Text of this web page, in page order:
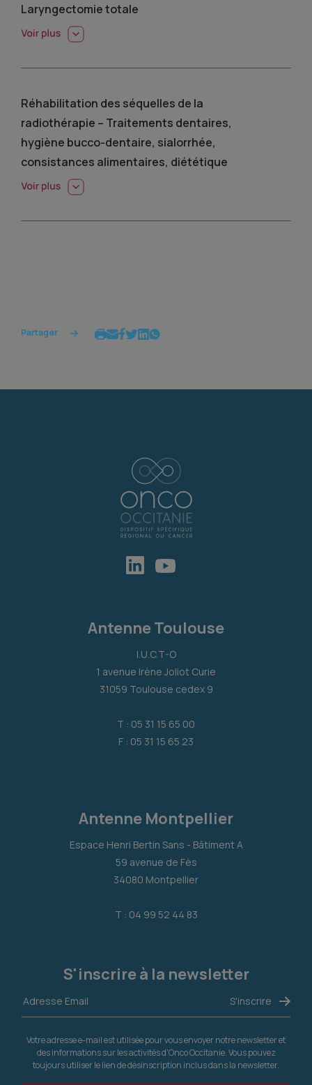
Laryngectomie totale
Réhabilitation des séquelles de la
radiothérapie – Traitements dentaires,
hygiène bucco-dentaire, sialorrhée,
consistances alimentaires, diététique
Partager
Antenne Toulouse
I.U.C.T-O
1 avenue Irène Joliot Curie
31059 Toulouse cedex 9
T : 05 31 15 65 00
F : 05 31 15 65 23
Antenne Montpellier
Espace Henri Bertin Sans - Bâtiment A
59 avenue de Fès
34080 Montpellier
T : 04 99 52 44 83
S'inscrire à la newsletter
Votre adresse e-mail est utilisée pour vous envoyer notre newsletter et
des informations sur les activités d'Onco Occitanie. Vous pouvez
toujours utiliser le lien de désinscription inclus dans la newsletter.